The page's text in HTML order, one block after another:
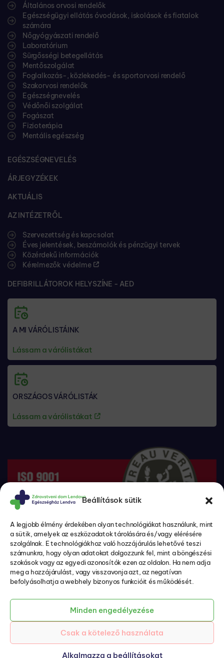
Beállítások sütik
A legjobb élmény érdekében olyan technológiákat használunk, mint
a sütik, amelyek az eszközadatok tárolására és/vagy elérésére
szolgálnak. E technológiákhoz való hozzájárulás lehetővé teszi
számunkra, hogy olyan adatokat dolgozzunk fel, mint a böngészési
szokások vagy az egyedi azonosítók ezen az oldalon. Ha nem adja
meg a hozzájárulást, vagy visszavonja azt, az negatívan
befolyásolhatja a webhely bizonyos funkcióit és működését.
Minden engedélyezése
Csak a kötelező használata
Alkalmazza a beállításokat
Általános orvosi rendelők
Egészségügyi ellátás óvodások, iskolások és fiatalok
számára
Nőgyógyászati rendelő
Laboratórium
Sürgősségi betegellátás
Mentőszolgálat
Foglalkozás-, közlekedés- és sportorvosi rendelő
Szakorvosi rendelők
Egészségnevelés
Védőnői szolgálat
Fogászat
Fizioterápia
Mentális egészség
EGÉSZSÉGNEVELÉS
ÁRJEGYZÉKEK
AKTUÁLIS
AZ INTÉZETRŐL
Szervezettség és kapcsolat
Éves jelentések, beszámolók és pénzügyi tervek
Közérdekű információk
Kérelmezők védelme
DEFIBRILLÁTOROK HELYSZÍNE - AED
A MI VÁRÓLISTÁINK
Lássam a várólistákat
ORSZÁGOS VÁRÓLISTÁK
Lássam a várólistákat
A beteg jogai és kötelezettségei (csak szlovén nyelven)
Sütik (csak szlovén nyelven)
Akadálymentességi nyilatkozat (csak szlovén nyelven)
© 2026 ZD Lendava – EH Lendva
Szerzők: Emigma